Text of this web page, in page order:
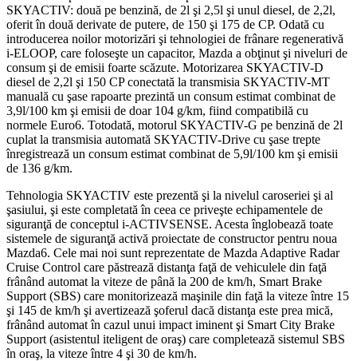
SKYACTIV: două pe benzină, de 2l şi 2,5l şi unul diesel, de 2,2l,
oferit în două derivate de putere, de 150 şi 175 de CP. Odată cu
introducerea noilor motorizări şi tehnologiei de frânare regenerativă
i-ELOOP, care foloseşte un capacitor, Mazda a obţinut şi niveluri de
consum şi de emisii foarte scăzute. Motorizarea SKYACTIV-D
diesel de 2,2l şi 150 CP conectată la transmisia SKYACTIV-MT
manuală cu şase rapoarte prezintă un consum estimat combinat de
3,9l/100 km şi emisii de doar 104 g/km, fiind compatibilă cu
normele Euro6. Totodată, motorul SKYACTIV-G pe benzină de 2l
cuplat la transmisia automată SKYACTIV-Drive cu şase trepte
înregistrează un consum estimat combinat de 5,9l/100 km şi emisii
de 136 g/km.
Tehnologia SKYACTIV este prezentă şi la nivelul caroseriei şi al
şasiului, şi este completată în ceea ce priveşte echipamentele de
siguranţă de conceptul i-ACTIVSENSE. Acesta înglobează toate
sistemele de siguranţă activă proiectate de constructor pentru noua
Mazda6. Cele mai noi sunt reprezentate de Mazda Adaptive Radar
Cruise Control care păstrează distanţa faţă de vehiculele din faţă
frânând automat la viteze de până la 200 de km/h, Smart Brake
Support (SBS) care monitorizează maşinile din faţă la viteze între 15
şi 145 de km/h şi avertizează şoferul dacă distanţa este prea mică,
frânând automat în cazul unui impact iminent şi Smart City Brake
Support (asistentul iteligent de oraş) care completează sistemul SBS
în oraş, la viteze între 4 şi 30 de km/h.